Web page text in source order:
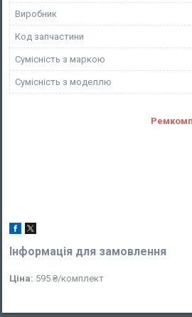
Виробник
Код запчастини
Сумісність з маркою
Сумісність з моделлю
Інформація для замовлення
Ціна: 595 ₴/комплект